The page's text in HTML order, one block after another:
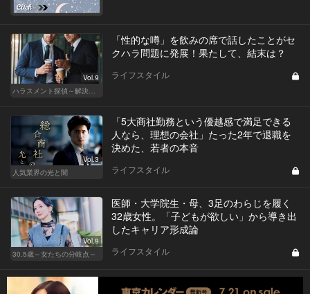
Vol.9
ハラスメント探偵～解決編～
「性的な噂」を飲みの席で話したことがセ
クハラ問題に発展！果たして、結末は？
ライフスタイル
Vol.3
人気業界の光と闇
「5大商社勤務という優越感で満足できる
人なら、理想の会社」たった2年で退職を
決めた、若者の本音
ライフスタイル
Vol.9
30.5歳～女たちの分岐点～
医師・大学院生・母、3足のわらじを履く
32歳女性。「子どもが欲しい」から導き出
したキャリア形成論
ライフスタイル